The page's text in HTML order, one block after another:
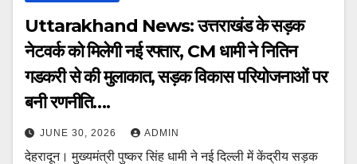
Uttarakhand News: उत्तराखंड के सड़क
नेटवर्क को मिलेगी नई रफ्तार, CM धामी ने नितिन
गडकरी से की मुलाकात, सड़क विकास परियोजनाओं पर
बनी रणनीति….
JUNE 30, 2026 ADMIN
देहरादून। मुख्यमंत्री पुष्कर सिंह धामी ने नई दिल्ली में केंद्रीय सड़क